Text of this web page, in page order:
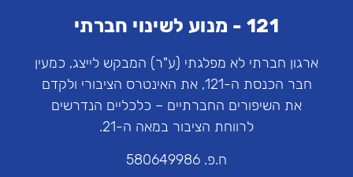
121 - מנוע לשינוי חברתי
ארגון חברתי לא מפלגתי (ע"ר) המבקש לייצג, כמעין
חבר הכנסת ה-121, את האינטרס הציבורי ולקדם
את השיפורים החברתיים – כלכליים הנדרשים
לרווחת הציבור במאה ה-21.
ח.פ. 580649986